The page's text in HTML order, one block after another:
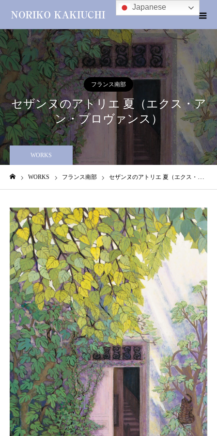
フランス南部
セザンヌのアトリエ 夏（エクス・ア
ン・プロヴァンス）
WORKS
WORKS フランス南部 セザンヌのアトリエ 夏（エクス・アン・プロヴァンス）
Japanese